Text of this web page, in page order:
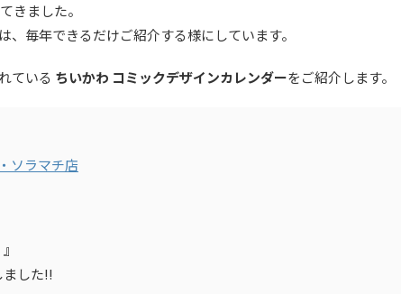
きました。
毎年できるだけご紹介する様にしています。
ている ちいかわ コミックデザインカレンダーをご紹介します。
ソラマチ店
ました!!